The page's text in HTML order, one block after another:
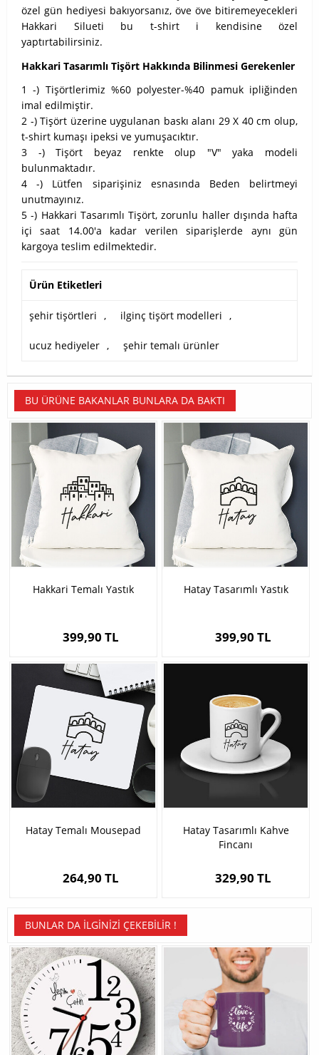
özel gün hediyesi bakıyorsanız, öve öve bitiremeyecekleri
Hakkari Silueti bu t-shirt i kendisine özel
yaptırtabilirsiniz.
Hakkari Tasarımlı Tişört Hakkında Bilinmesi Gerekenler
1 -) Tişörtlerimiz %60 polyester-%40 pamuk ipliğinden
imal edilmiştir.
2 -) Tişört üzerine uygulanan baskı alanı 29 X 40 cm olup,
t-shirt kumaşı ipeksi ve yumuşacıktır.
3 -) Tişört beyaz renkte olup "V" yaka modeli
bulunmaktadır.
4 -) Lütfen siparişiniz esnasında Beden belirtmeyi
unutmayınız.
5 -) Hakkari Tasarımlı Tişört, zorunlu haller dışında hafta
içi saat 14.00'a kadar verilen siparişlerde aynı gün
kargoya teslim edilmektedir.
Ürün Etiketleri
şehir tişörtleri , ilginç tişört modelleri ,
ucuz hediyeler , şehir temalı ürünler
BU ÜRÜNE BAKANLAR BUNLARA DA BAKTI
Hakkari Temalı Yastık
399,90 TL
Hatay Tasarımlı Yastık
399,90 TL
Hatay Temalı Mousepad
264,90 TL
Hatay Tasarımlı Kahve
Fincanı
329,90 TL
BUNLAR DA İLGINIZI ÇEKEBILIR !